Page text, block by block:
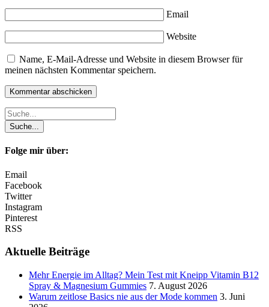
Email
Website
Name, E-Mail-Adresse und Website in diesem Browser für
meinen nächsten Kommentar speichern.
Folge mir über:
Email
Facebook
Twitter
Instagram
Pinterest
RSS
Aktuelle Beiträge
Mehr Energie im Alltag? Mein Test mit Kneipp Vitamin B12
Spray & Magnesium Gummies 7. August 2026
Warum zeitlose Basics nie aus der Mode kommen 3. Juni